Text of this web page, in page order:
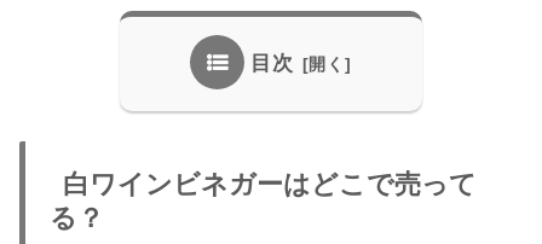
目次
白ワインビネガーはどこで売って
る？